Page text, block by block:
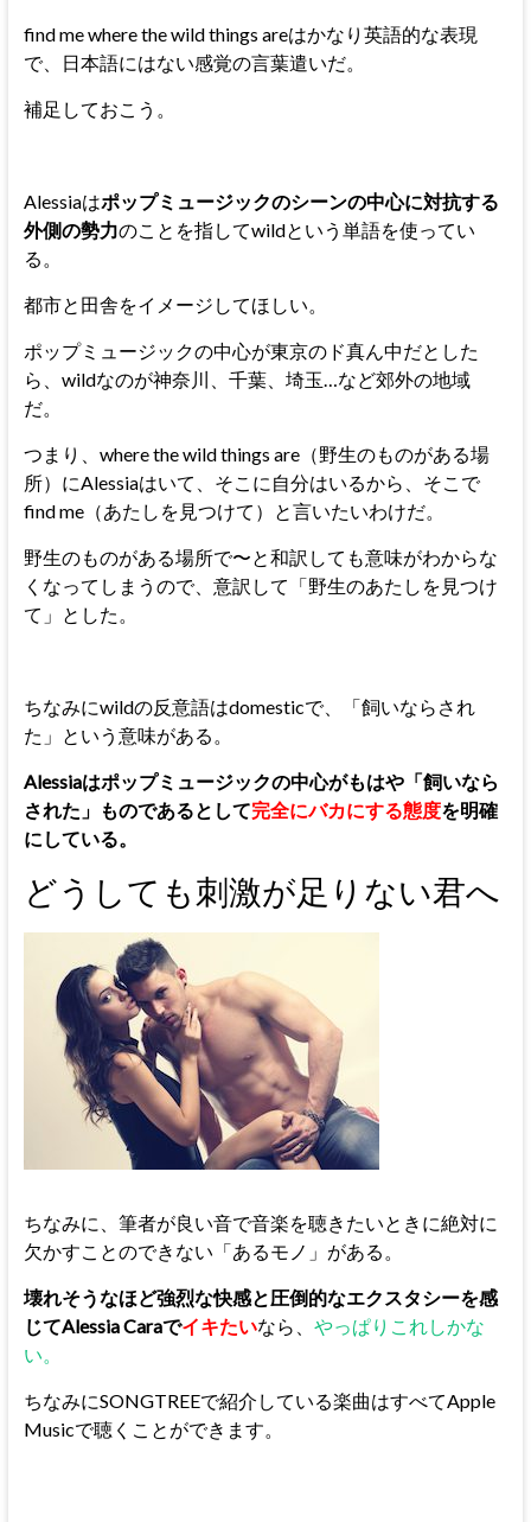
find me where the wild things areはかなり英語的な表現
で、日本語にはない感覚の言葉遣いだ。
補足しておこう。
Alessiaはポップミュージックのシーンの中心に対抗する
外側の勢力のことを指してwildという単語を使ってい
る。
都市と田舎をイメージしてほしい。
ポップミュージックの中心が東京のド真ん中だとした
ら、wildなのが神奈川、千葉、埼玉…など郊外の地域
だ。
つまり、where the wild things are（野生のものがある場
所）にAlessiaはいて、そこに自分はいるから、そこで
find me（あたしを見つけて）と言いたいわけだ。
野生のものがある場所で〜と和訳しても意味がわからな
くなってしまうので、意訳して「野生のあたしを見つけ
て」とした。
ちなみにwildの反意語はdomesticで、「飼いならされ
た」という意味がある。
Alessiaはポップミュージックの中心がもはや「飼いなら
された」ものであるとして完全にバカにする態度を明確
にしている。
どうしても刺激が足りない君へ
ちなみに、筆者が良い音で音楽を聴きたいときに絶対に
欠かすことのできない「あるモノ」がある。
壊れそうなほど強烈な快感と圧倒的なエクスタシーを感
じてAlessia Caraでイキたいなら、 やっぱりこれしかな
い。
ちなみにSONGTREEで紹介している楽曲はすべてApple
Musicで聴くことができます。